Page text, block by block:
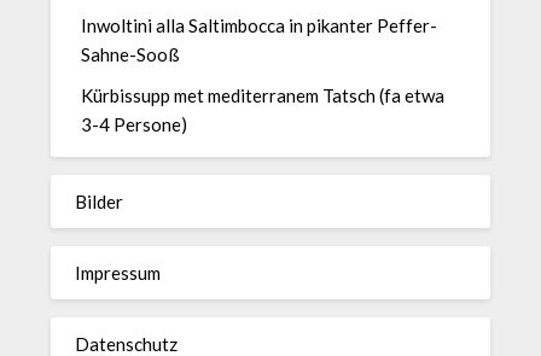
Inwoltini alla Saltimbocca in pikanter Peffer-
Sahne-Sooß
Kürbissupp met mediterranem Tatsch (fa etwa
3-4 Persone)
Bilder
Impressum
Datenschutz